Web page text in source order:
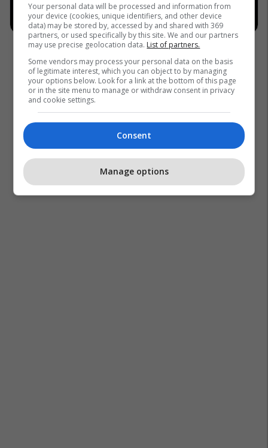
Your personal data will be processed and information from
your device (cookies, unique identifiers, and other device
data) may be stored by, accessed by and shared with 369
partners, or used specifically by this site. We and our partners
may use precise geolocation data. List of partners.
Some vendors may process your personal data on the basis
of legitimate interest, which you can object to by managing
your options below. Look for a link at the bottom of this page
or in the site menu to manage or withdraw consent in privacy
and cookie settings.
Consent
Manage options